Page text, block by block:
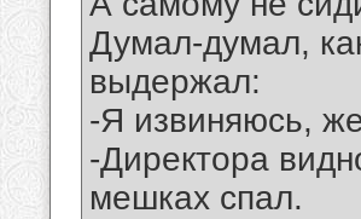
Думал-думал,
выдержал:
-Я извиняюсь,
-Директора
мешках спал.